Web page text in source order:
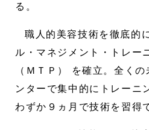
る。
職人的美容技術を徹底的
ル・マネジメント・トレー
（ＭＴＰ） を確立。全く
ンターで集中的にトレーニ
わずか９ヵ月で技術を習得